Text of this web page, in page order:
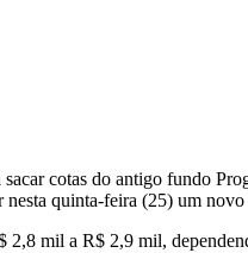
cotas do antigo fundo
quinta-feira (25) um
mil a R$ 2,9 mil,